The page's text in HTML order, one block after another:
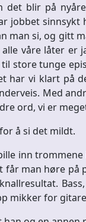
blir på
jobbet
man si, og gitt
våre låter er
store tunge
har vi klart på
Med
ord, vi er
å si det mildt.
inn
man høre på
mikker for